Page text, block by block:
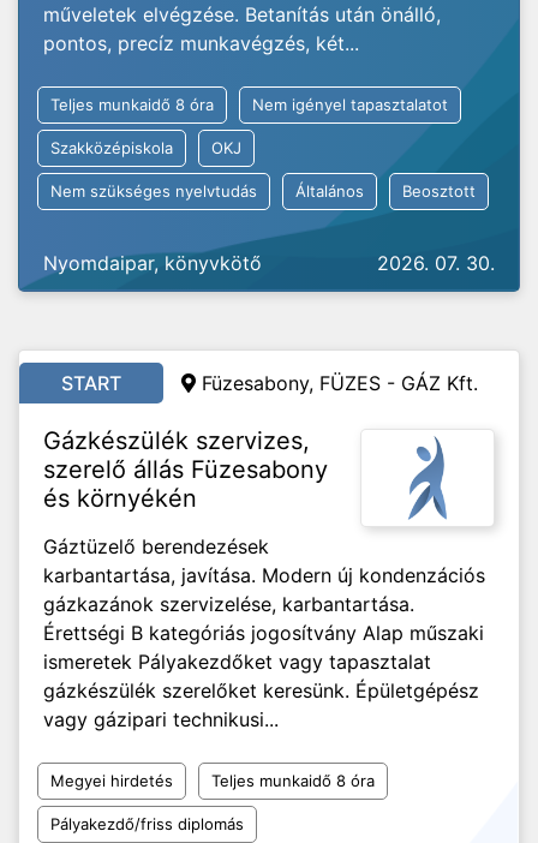
műveletek elvégzése. Betanítás után önálló,
pontos, precíz munkavégzés, két...
Teljes munkaidő 8 óra Nem igényel tapasztalatot
Szakközépiskola OKJ
Nem szükséges nyelvtudás Általános Beosztott
Nyomdaipar, könyvkötő 2026. 07. 30.
START Füzesabony, FÜZES - GÁZ Kft.
Gázkészülék szervizes,
szerelő állás Füzesabony
és környékén
Gáztüzelő berendezések
karbantartása, javítása. Modern új kondenzációs
gázkazánok szervizelése, karbantartása.
Érettségi B kategóriás jogosítvány Alap műszaki
ismeretek Pályakezdőket vagy tapasztalat
gázkészülék szerelőket keresünk. Épületgépész
vagy gázipari technikusi...
Megyei hirdetés Teljes munkaidő 8 óra
Pályakezdő/friss diplomás